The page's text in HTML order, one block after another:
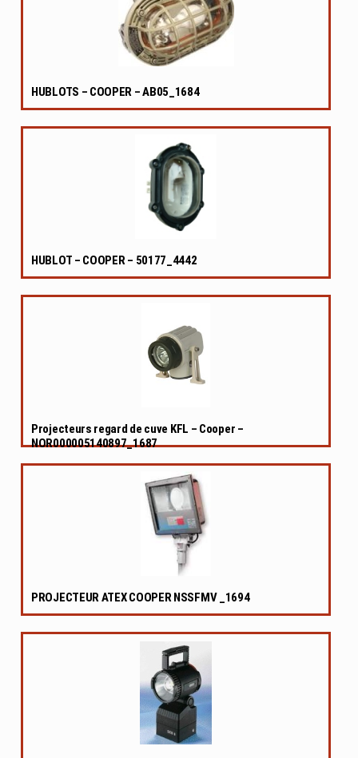
HUBLOTS – COOPER – AB05_1684
HUBLOT – COOPER – 50177_4442
Projecteurs regard de cuve KFL – Cooper –
NOR000005140897_1687
PROJECTEUR ATEX COOPER NSSFMV _1694